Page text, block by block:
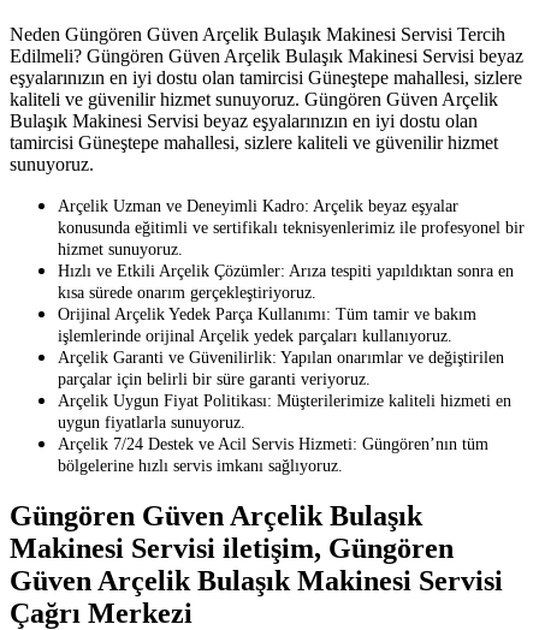
Neden Güngören Güven Arçelik Bulaşık Makinesi Servisi Tercih
Edilmeli? Güngören Güven Arçelik Bulaşık Makinesi Servisi beyaz
eşyalarınızın en iyi dostu olan tamircisi Güneştepe mahallesi, sizlere
kaliteli ve güvenilir hizmet sunuyoruz. Güngören Güven Arçelik
Bulaşık Makinesi Servisi beyaz eşyalarınızın en iyi dostu olan
tamircisi Güneştepe mahallesi, sizlere kaliteli ve güvenilir hizmet
sunuyoruz.
Arçelik Uzman ve Deneyimli Kadro: Arçelik beyaz eşyalar
konusunda eğitimli ve sertifikalı teknisyenlerimiz ile profesyonel bir
hizmet sunuyoruz.
Hızlı ve Etkili Arçelik Çözümler: Arıza tespiti yapıldıktan sonra en
kısa sürede onarım gerçekleştiriyoruz.
Orijinal Arçelik Yedek Parça Kullanımı: Tüm tamir ve bakım
işlemlerinde orijinal Arçelik yedek parçaları kullanıyoruz.
Arçelik Garanti ve Güvenilirlik: Yapılan onarımlar ve değiştirilen
parçalar için belirli bir süre garanti veriyoruz.
Arçelik Uygun Fiyat Politikası: Müşterilerimize kaliteli hizmeti en
uygun fiyatlarla sunuyoruz.
Arçelik 7/24 Destek ve Acil Servis Hizmeti: Güngören’nın tüm
bölgelerine hızlı servis imkanı sağlıyoruz.
Güngören Güven Arçelik Bulaşık
Makinesi Servisi iletişim, Güngören
Güven Arçelik Bulaşık Makinesi Servisi
Çağrı Merkezi